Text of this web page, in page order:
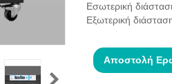
Εσωτερική
Εξωτερική
Αποστολή